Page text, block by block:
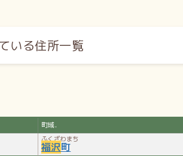
いる住所一覧
町域.
ふくざわまち
福沢町